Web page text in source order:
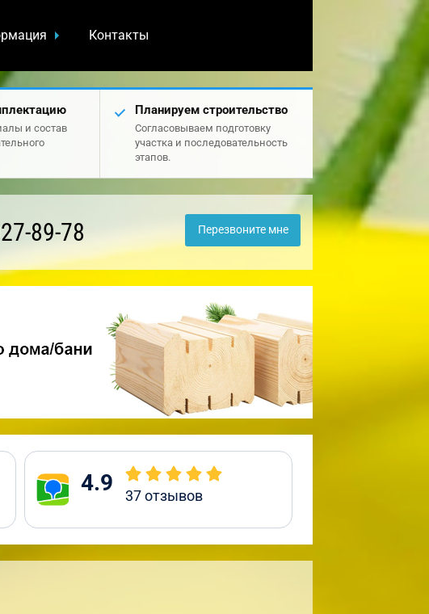
Контакты
и состав
Планируем строительство
Согласовываем подготовку
участка и последовательность
этапов.
89-78 Перезвоните мне
4.9 37отзывов